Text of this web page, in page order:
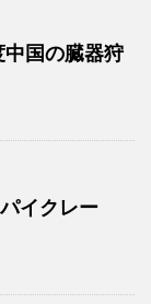
国の臓器狩
イクレー